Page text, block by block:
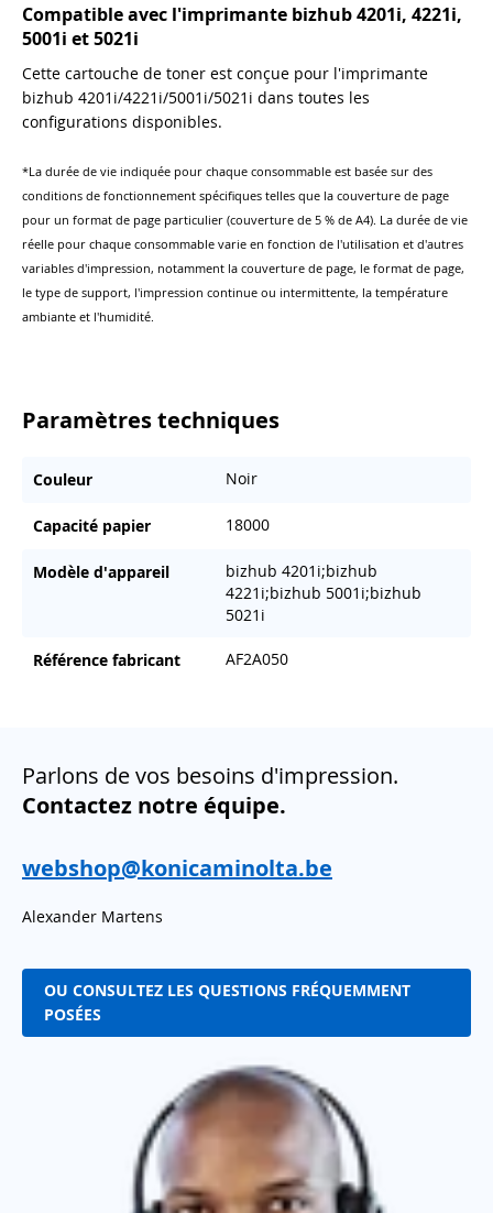
Compatible avec l'imprimante bizhub 4201i, 4221i,
5001i et 5021i
Cette cartouche de toner est conçue pour l'imprimante
bizhub 4201i/4221i/5001i/5021i dans toutes les
configurations disponibles.
*La durée de vie indiquée pour chaque consommable est basée sur des
conditions de fonctionnement spécifiques telles que la couverture de page
pour un format de page particulier (couverture de 5 % de A4). La durée de vie
réelle pour chaque consommable varie en fonction de l'utilisation et d'autres
variables d'impression, notamment la couverture de page, le format de page,
le type de support, l'impression continue ou intermittente, la température
ambiante et l'humidité.
Paramètres techniques
Couleur Noir
Capacité papier 18000
Modèle d'appareil
bizhub 4201i;bizhub
4221i;bizhub 5001i;bizhub
5021i
Référence fabricant AF2A050
Parlons de vos besoins d'impression.
Contactez notre équipe.
webshop@konicaminolta.be
Alexander Martens
OU CONSULTEZ LES QUESTIONS FRÉQUEMMENT
POSÉES